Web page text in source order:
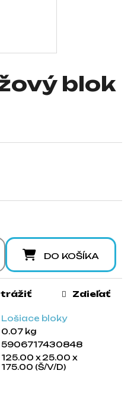
blok
DO KOŠÍKA
Lošiace bloky
0.07 kg
5906717430848
125.00 x 25.00 x
175.00 (Š/V/D)
Zdieľať